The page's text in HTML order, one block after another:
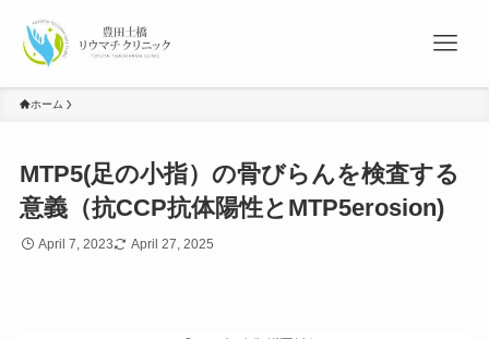
ホーム
MTP5(足の小指）の骨びらんを検査する
意義（抗CCP抗体陽性とMTP5erosion)
April 7, 2023 April 27, 2025